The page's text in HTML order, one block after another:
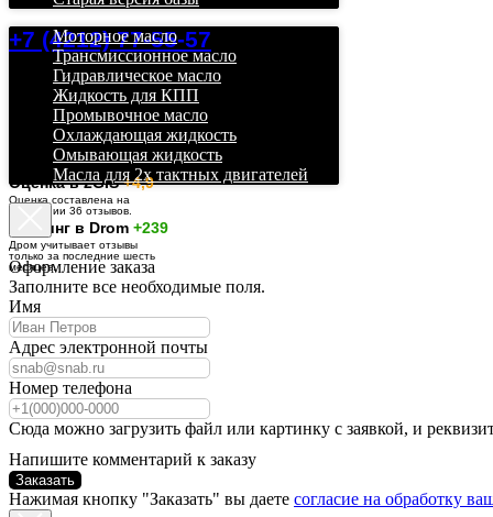
+7 (4212) 77-55-57
Оценка в 2GIS+4,9
Оценка составлена на
основании 36 отзывов.
Рейтинг в Drom +239
Дром учитывает отзывы
только за последние шесть
месяцев.
Моторное масло
Трансмиссионное масло
Гидравлическое масло
Жидкость для КПП
Промывочное масло
Охлаждающая жидкость
Омывающая жидкость
Масла для 2х тактных двигателей
Оформление заказа
Заполните все необходимые поля.
Имя
Адрес электронной почты
Номер телефона
Сюда можно загрузить файл или картинку с заявкой, и
Напишите комментарий к заказу
Заказать
Нажимая кнопку "Заказать" вы даете согласие на обработку